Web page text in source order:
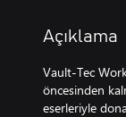
Açıklama
Vault-Tec
öncesinden
eserleriyle